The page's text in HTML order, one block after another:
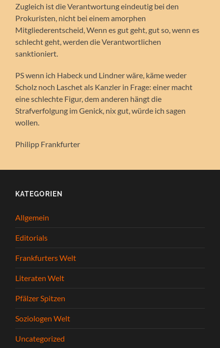
Zugleich ist die Verantwortung eindeutig bei den
Prokuristen, nicht bei einem amorphen
Mitgliederentscheid, Wenn es gut geht, gut so, wenn es
schlecht geht, werden die Verantwortlichen
sanktioniert.
PS wenn ich Habeck und Lindner wäre, käme weder
Scholz noch Laschet als Kanzler in Frage: einer macht
eine schlechte Figur, dem anderen hängt die
Strafverfolgung im Genick, nix gut, würde ich sagen
wollen.
Philipp Frankfurter
KATEGORIEN
Allgemein
Editorials
Frankfurters Welt
Literaten Welt
Pfälzer Spitzen
Soziologen Welt
Uncategorized